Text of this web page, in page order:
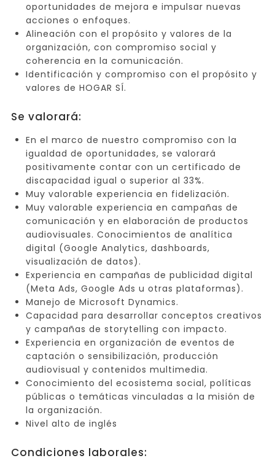
oportunidades de mejora e impulsar nuevas
acciones o enfoques.
Alineación con el propósito y valores de la
organización, con compromiso social y
coherencia en la comunicación.
Identificación y compromiso con el propósito y
valores de HOGAR SÍ.
Se valorará:
En el marco de nuestro compromiso con la
igualdad de oportunidades, se valorará
positivamente contar con un certificado de
discapacidad igual o superior al 33%.
Muy valorable experiencia en fidelización.
Muy valorable experiencia en campañas de
comunicación y en elaboración de productos
audiovisuales. Conocimientos de analítica
digital (Google Analytics, dashboards,
visualización de datos).
Experiencia en campañas de publicidad digital
(Meta Ads, Google Ads u otras plataformas).
Manejo de Microsoft Dynamics.
Capacidad para desarrollar conceptos creativos
y campañas de storytelling con impacto.
Experiencia en organización de eventos de
captación o sensibilización, producción
audiovisual y contenidos multimedia.
Conocimiento del ecosistema social, políticas
públicas o temáticas vinculadas a la misión de
la organización.
Nivel alto de inglés
Condiciones laborales: